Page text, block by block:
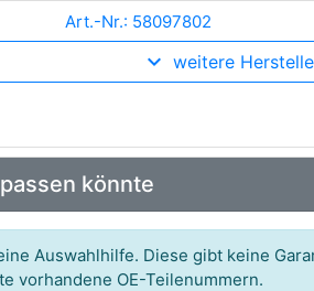
Art.-Nr.: 58097802
Art.-Nr.: BSP25170
weitere
könnte
Auswahlhilfe. Diese gibt keine
vorhandene OE-Teilenummern.